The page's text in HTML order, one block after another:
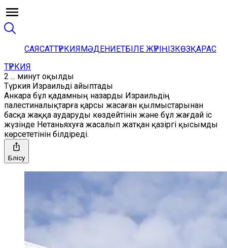
САЯСАТТҮРКИЯМӘДЕНИЕТБІЛЕ ЖҮРІҢІЗКӨЗҚАРАС
ТҮРКИЯ
2 ... минут оқылды
Түркия Израильді айыптады
Анкара бұл қадамның назарды Израильдің
палестиналықтарға қарсы жасаған қылмыстарынан
басқа жаққа аударуды көздейтінін және бұл жағдай іс
жүзінде Нетаньяхуға жасалып жатқан қазіргі қысымды
көрсететінін білдіреді.
Бөлісу